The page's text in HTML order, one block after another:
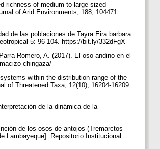
richness of medium to large-sized
of Arid Environments, 188, 104471.
de las poblaciones de Tayra Eira barbara
5: 96-104. https://bit.ly/332dFgX
Romero, A. (2017). El oso andino en el
chingaza/
within the distribution range of the
of Threatened Taxa, 12(10), 16204-16209.
de la dinámica de la
de los osos de antojos (Tremarctos
Lambayeque]. Repositorio Institucional